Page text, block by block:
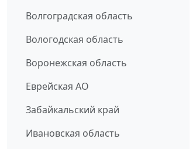
Волгоградская область
Вологодская область
Воронежская область
Еврейская АО
Забайкальский край
Ивановская область